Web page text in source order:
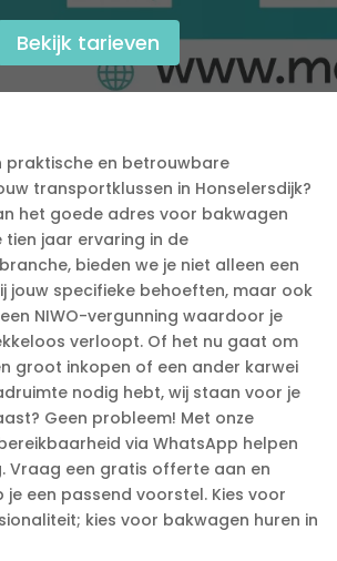
Bekijk tarieven
praktische en betrouwbare
transportklussen in Honselersdijk?
het goede adres voor bakwagen
tien jaar ervaring in de
bieden we je niet alleen een
jouw specifieke behoeften, maar ook
NIWO-vergunning waardoor je
verloopt.​ Of het nu gaat om
groot inkopen of een ander karwei
nodig hebt, wij staan voor je
Geen probleem! Met onze
via WhatsApp helpen
Vraag een gratis offerte aan en
je een passend voorstel.​ Kies voor
kies voor bakwagen huren in